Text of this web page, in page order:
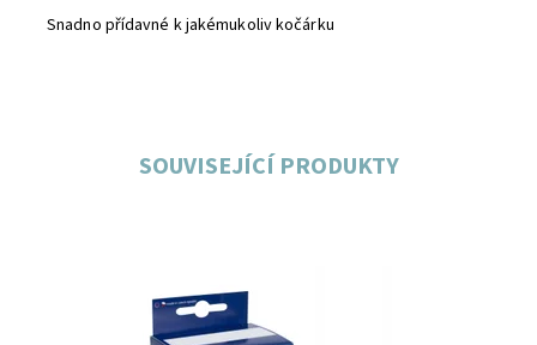
Snadno přídavné k jakémukoliv kočárku
SOUVISEJÍCÍ PRODUKTY